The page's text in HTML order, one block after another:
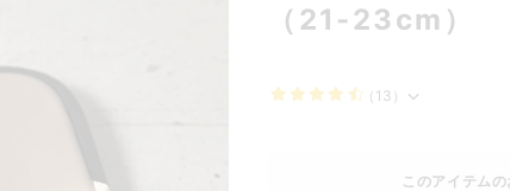
（21-23cm）
（13）
このアイテムの